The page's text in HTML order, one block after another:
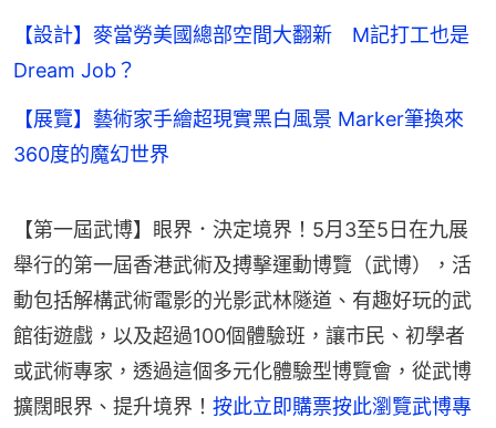
【設計】麥當勞美國總部空間大翻新 M記打工也是
Dream Job？
【展覽】藝術家手繪超現實黑白風景 Marker筆換來
360度的魔幻世界
【第一屆武博】眼界．決定境界！5月3至5日在九展
舉行的第一屆香港武術及搏擊運動博覽（武博），活
動包括解構武術電影的光影武林隧道、有趣好玩的武
館街遊戲，以及超過100個體驗班，讓市民、初學者
或武術專家，透過這個多元化體驗型博覽會，從武博
擴闊眼界、提升境界！ 按此立即購票按此瀏覽武博專